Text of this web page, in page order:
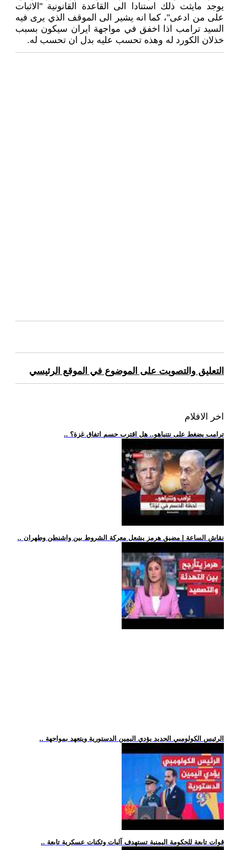
يوجد مايثت ذلك استنادا الى القاعدة القانونية "الاثبات
على من ادعى"، كما انه يشير الى الموقف الذي يرى فيه
السيد ترامب اذا اخفق في مواجهة ايران سيكون بسبب
خذلان الكورد له وهذه تحسب عليه بدل ان تحسب له.
التعليق والتصويت على الموضوع في الموقع الرئيسي
اخر الافلام
.. ترامب يضغط على نتنياهو.. هل اقترب حسم اتفاق غزة؟
.. نقاش الساعة | مضيق هرمز يشعل معركة الشروط بين واشنطن وطهران
.. الرئيس الكولومبي الجديد يؤدي اليمين الدستورية ويتعهد بمواجهة
.. قوات تابعة للحكومة اليمنية تستهدف آليات وثكنات عسكرية تابعة